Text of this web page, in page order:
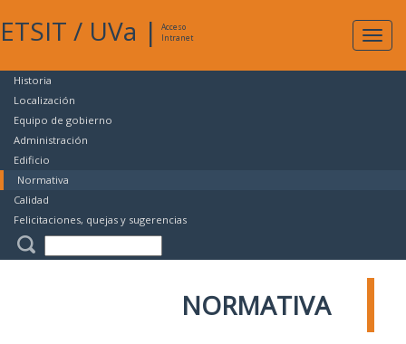
ETSIT / UVa |
Acceso
Intranet
Historia
Localización
Equipo de gobierno
Administración
Edificio
Normativa
Calidad
Felicitaciones, quejas y sugerencias
NORMATIVA